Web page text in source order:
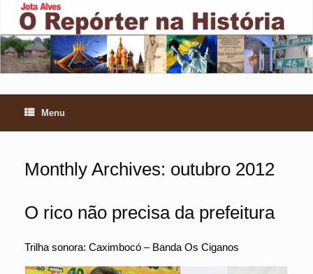
content
Menu
Monthly Archives: outubro 2012
O rico não precisa da prefeitura
Trilha sonora: Caximbocó – Banda Os Ciganos